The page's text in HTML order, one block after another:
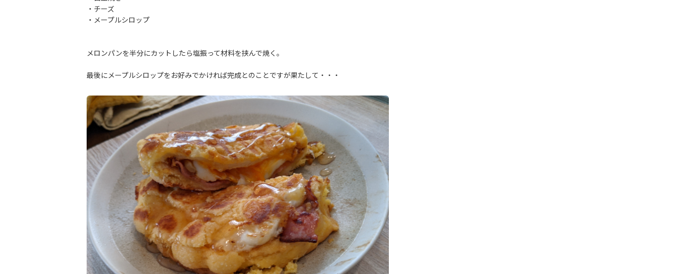
・チーズ
・メープルシロップ
メロンパンを半分にカットしたら塩振って材料を挟んで焼く。
最後にメープルシロップをお好みでかければ完成とのことですが果たして・・・